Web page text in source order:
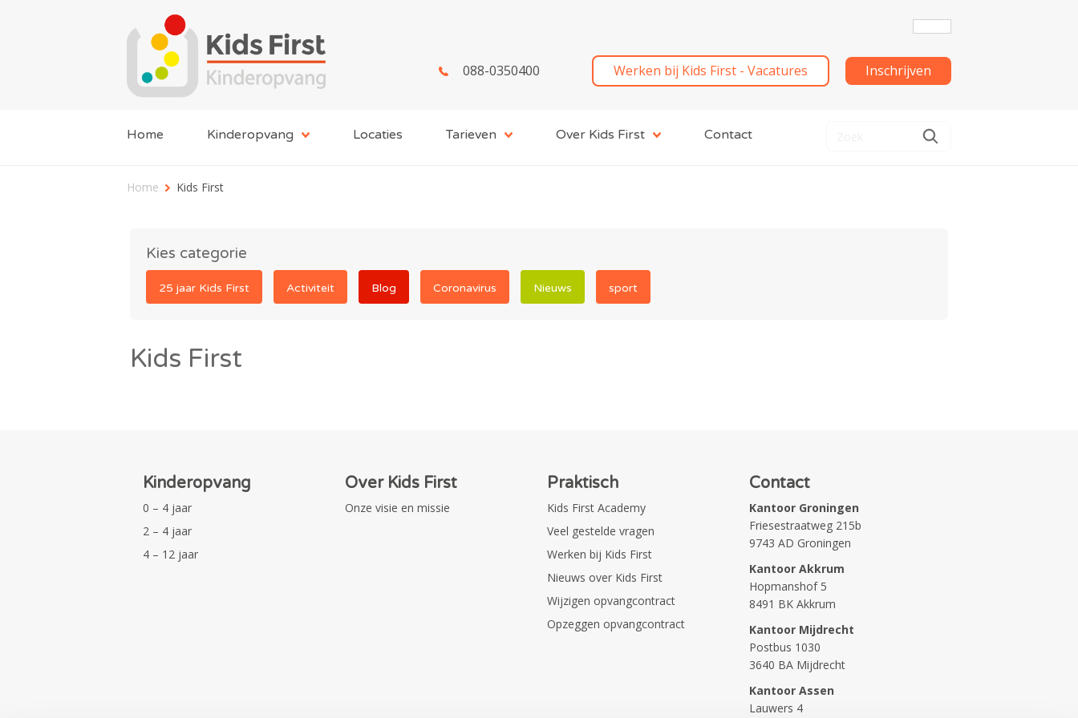
088-0350400 Werken bij Kids First - Vacatures Inschrijven
Home Kinderopvang Locaties Tarieven Over Kids First Contact
Home Kids First
Kies categorie
25 jaar Kids First Activiteit Blog Coronavirus Nieuws sport
Kids First
Kinderopvang
0 – 4 jaar
2 – 4 jaar
4 – 12 jaar
Over Kids First
Onze visie en missie
Praktisch
Kids First Academy
Veel gestelde vragen
Werken bij Kids First
Nieuws over Kids First
Wijzigen opvangcontract
Opzeggen opvangcontract
Contact
Kantoor Groningen
Friesestraatweg 215b
9743 AD Groningen
Kantoor Akkrum
Hopmanshof 5
8491 BK Akkrum
Kantoor Mijdrecht
Postbus 1030
3640 BA Mijdrecht
Kantoor Assen
Lauwers 4